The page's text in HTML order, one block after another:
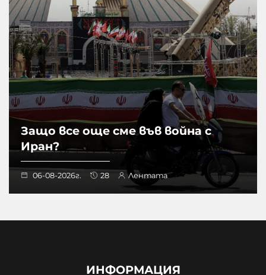
Защо все още сме във война с
Иран?
06-08-2026г. 28 Лентата
ИНФОРМАЦИЯ